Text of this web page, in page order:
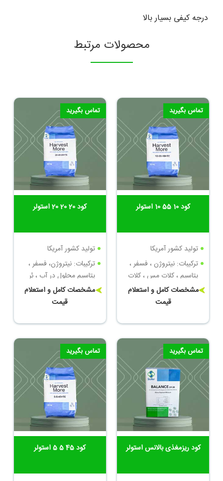
درجه کیفی بسیار بالا
محصولات مرتبط
تماس بگیرید
کود 20 20 20 استولر
تولید کشور آمریکا
ترکیبات: نیتروژن، فسفر ،
پتاسیم محلول در آب ، بُر
محلول ، کلات مس ، کلات
مشخصات کامل و استعلام
قیمت
تماس بگیرید
کود 10 55 10 استولر
تولید کشور آمریکا
ترکیبات: نیتروژن ، فسفر ،
پتاسیم ، کلات مس ، کلات
روی
مشخصات کامل و استعلام
قیمت
تماس بگیرید
کود 45 5 5 استولر
تماس بگیرید
کود ریزمغذی بالانس استولر